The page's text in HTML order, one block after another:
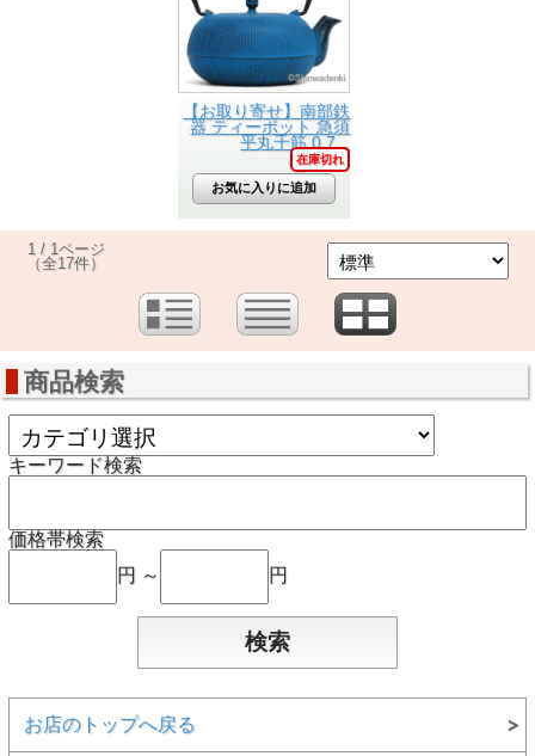
【お取り寄せ】南部鉄
器 ティーポット 急須
平丸千筋 0.7...
在庫切れ
1 / 1ページ
（全17件）
商品検索
キーワード検索
価格帯検索
円 ～
円
お店のトップへ戻る